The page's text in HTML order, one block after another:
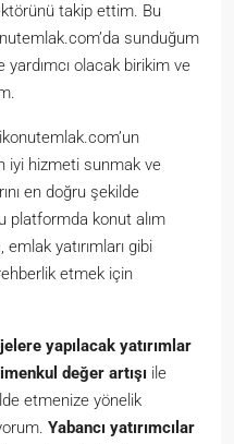
takip ettim. Bu
sunduğum
yardımcı olacak birikim ve
iyi hizmeti sunmak ve
en doğru şekilde
platformda konut alım
emlak yatırımları gibi
etmek için
yapılacak yatırımlar
değer artışı ile
etmenize yönelik
Yabancı yatırımcılar